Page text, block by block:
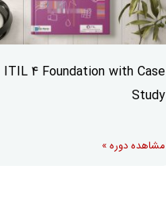
ITIL 4 Foundation with Case
Study
مشاهده دوره »